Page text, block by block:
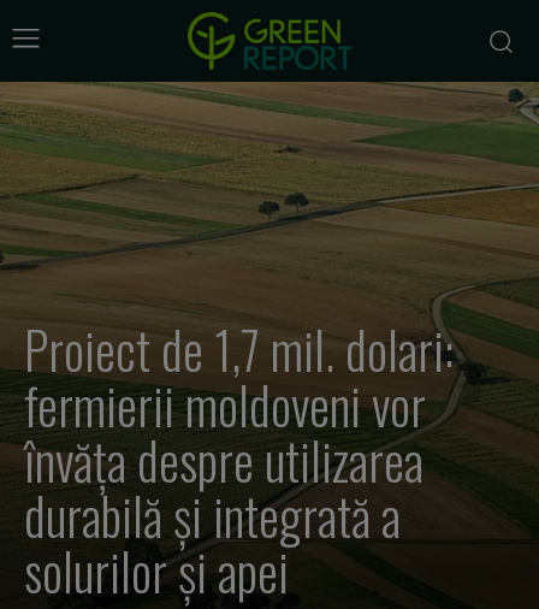
Proiect de 1,7 mil. dolari:
fermierii moldoveni vor
învăța despre utilizarea
durabilă și integrată a
solurilor și apei